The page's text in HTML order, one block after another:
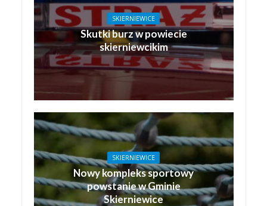
SKIERNIEWICE
Skutki burz w powiecie
skierniewcikim
SKIERNIEWICE
Nowy kompleks sportowy
powstanie w Gminie
Skierniewice